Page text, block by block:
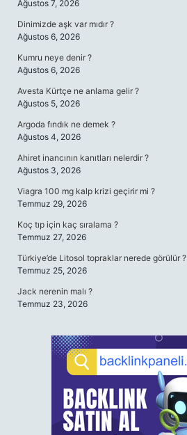
Ağustos 7, 2026
Dinimizde aşk var mıdır ?
Ağustos 6, 2026
Kumru neye denir ?
Ağustos 6, 2026
Avesta Kürtçe ne anlama gelir ?
Ağustos 5, 2026
Argoda fındık ne demek ?
Ağustos 4, 2026
Ahiret inancının kanıtları nelerdir ?
Ağustos 3, 2026
Viagra 100 mg kalp krizi geçirir mi ?
Temmuz 29, 2026
Koç tıp için kaç sıralama ?
Temmuz 27, 2026
Türkiye’de Litosol topraklar nerede görülür ?
Temmuz 25, 2026
Jack nerenin malı ?
Temmuz 23, 2026